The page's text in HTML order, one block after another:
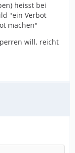
heisst bei
"ein Verbot
machen"
will, reicht